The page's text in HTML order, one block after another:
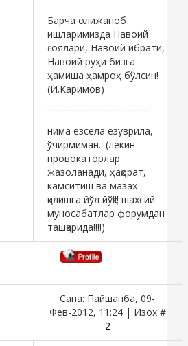
Барча олижаноб
ишларимизда Навоий
ғоялари, Навоий ибрати,
Навоий руҳи бизга
ҳамиша ҳамроҳ бўлсин!
(И.Каримов)
нима ёзсела ёзуврила,
ўчирмиман.. (лекин
провокаторлар
жазоланади, ҳақорат,
камситиш ва мазах
қилишга йўл йўқ!!! шахсий
муносабатлар форумдан
ташқарида!!!!)
Сана: Пайшанба, 09-
Фев-2012, 11:24 | Изох #
2